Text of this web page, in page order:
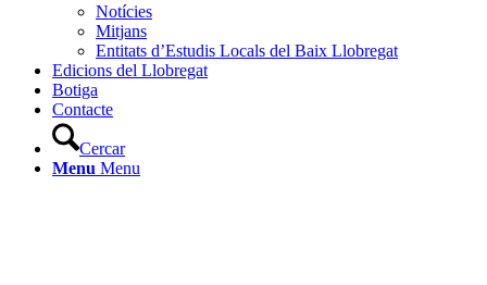
Notícies
Mitjans
Entitats d’Estudis Locals del Baix Llobregat
Edicions del Llobregat
Botiga
Contacte
Cercar
Menu Menu